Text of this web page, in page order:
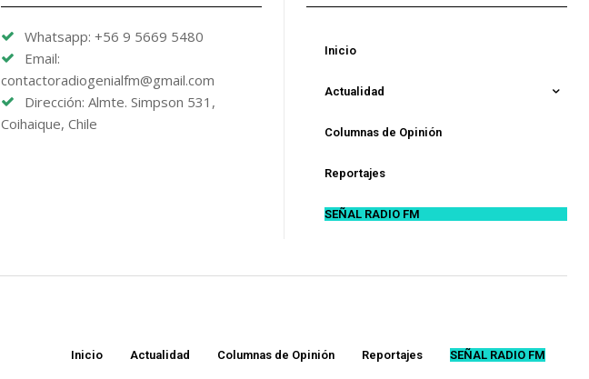
Whatsapp: +56 9 5669 5480
Email:
contactoradiogenialfm@gmail.com
Dirección: Almte. Simpson 531,
Coihaique, Chile
Inicio
Actualidad
Columnas de Opinión
Reportajes
SEÑAL RADIO FM
Inicio Actualidad Columnas de Opinión Reportajes SEÑAL RADIO FM